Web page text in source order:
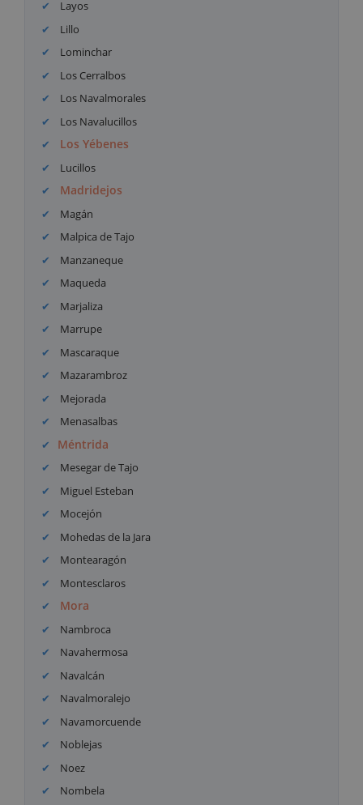
Layos
Lillo
Lominchar
Los Cerralbos
Los Navalmorales
Los Navalucillos
Los Yébenes
Lucillos
Madridejos
Magán
Malpica de Tajo
Manzaneque
Maqueda
Marjaliza
Marrupe
Mascaraque
Mazarambroz
Mejorada
Menasalbas
Méntrida
Mesegar de Tajo
Miguel Esteban
Mocejón
Mohedas de la Jara
Montearagón
Montesclaros
Mora
Nambroca
Navahermosa
Navalcán
Navalmoralejo
Navamorcuende
Noblejas
Noez
Nombela